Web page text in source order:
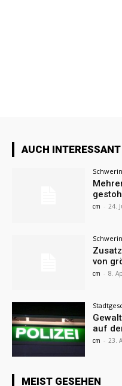
AUCH INTERESSANT
Schwerin
cm - 24.
Schwerin
von
cm - 8.
auf
cm - 23.
MEIST GESEHEN